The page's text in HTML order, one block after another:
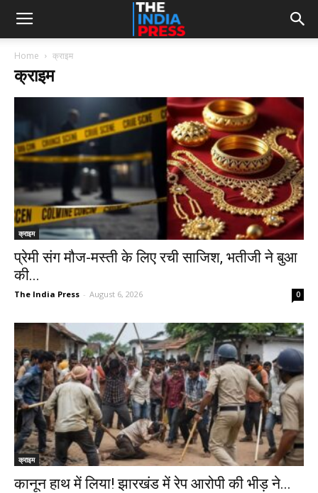
Home क्राइम
क्राइम
क्राइम
प्रेमी संग मौज-मस्ती के लिए रची साजिश, भतीजी ने बुआ
की...
The India Press - August 6, 2026 0
क्राइम
कानून हाथ में लिया! झारखंड में रेप आरोपी की भीड़ ने...